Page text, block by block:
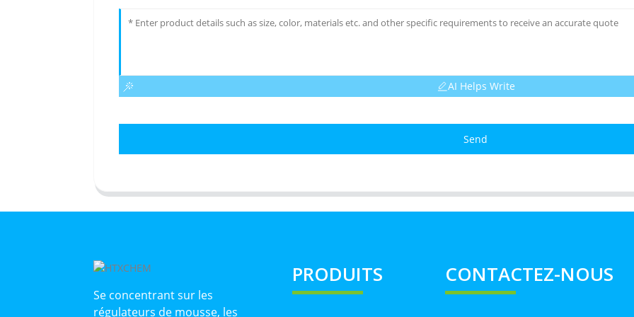
AI Helps Write
Send
Se concentrant sur les
régulateurs de mousse, les
PRODUITS CONTACTEZ-NOUS